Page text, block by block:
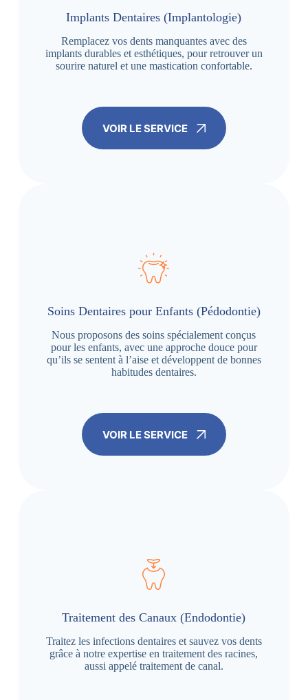
Implants Dentaires (Implantologie)
Remplacez vos dents manquantes avec des
implants durables et esthétiques, pour retrouver un
sourire naturel et une mastication confortable.
VOIR LE SERVICE
Soins Dentaires pour Enfants (Pédodontie)
Nous proposons des soins spécialement conçus
pour les enfants, avec une approche douce pour
qu’ils se sentent à l’aise et développent de bonnes
habitudes dentaires.
VOIR LE SERVICE
Traitement des Canaux (Endodontie)
Traitez les infections dentaires et sauvez vos dents
grâce à notre expertise en traitement des racines,
aussi appelé traitement de canal.